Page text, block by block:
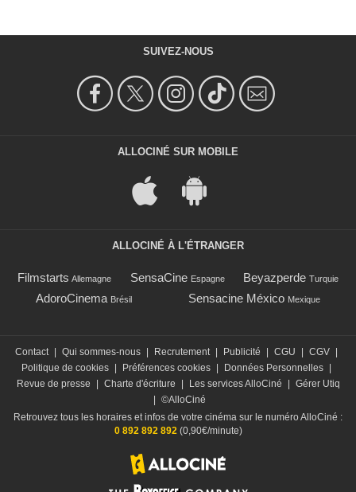
SUIVEZ-NOUS
ALLOCINÉ SUR MOBILE
ALLOCINÉ À L'ÉTRANGER
Filmstarts Allemagne SensaCine Espagne Beyazperde Turquie
AdoroCinema Brésil Sensacine México Mexique
Contact Qui sommes-nous Recrutement Publicité CGU CGV
Politique de cookies
Préférences cookies Données Personnelles
Revue de presse
Charte d'écriture Les services AlloCiné
Gérer Utiq
©AlloCiné
Retrouvez tous les horaires et infos de votre cinéma sur le numéro AlloCiné :
0 892 892 892(0,90€/minute)